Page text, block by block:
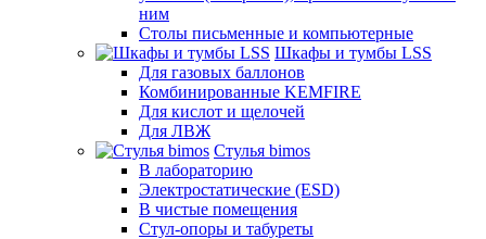
ним
Столы письменные и компьютерные
Шкафы и тумбы LSS
Для газовых баллонов
Комбинированные KEMFIRE
Для кислот и щелочей
Для ЛВЖ
Стулья bimos
В лабораторию
Электростатические (ESD)
В чистые помещения
Стул-опоры и табуреты